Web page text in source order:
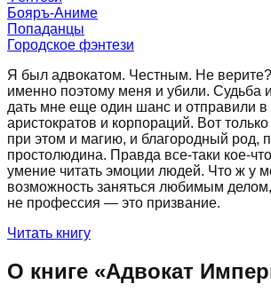
Бояръ-Аниме
Попаданцы
Городское фэнтези
Я был адвокатом. Честным. Не
именно поэтому меня и убили. Судьба
дать мне еще один шанс и отправили в
аристократов и корпораций. Вот
при этом и магию, и благородный род,
простолюдина. Правда все-таки кое-
умение читать эмоции людей. Что ж у
возможность заняться любимым
не профессия — это призвание.
Читать книгу
О книге «Адвокат